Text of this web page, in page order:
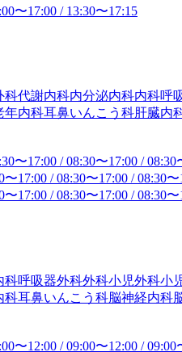
〜17:00 / 13:30〜17:15
科代謝内科内分泌内科内科呼
年内科耳鼻いんこう科肝臓内
〜17:00 /08:30〜17:00 /08:30
〜17:00 /08:30〜17:00 /08:30〜
〜17:00 /08:30〜17:00 /08:30〜
科呼吸器外科外科小児外科小
科耳鼻いんこう科脳神経内科
〜12:00 /09:00〜12:00 /09:00